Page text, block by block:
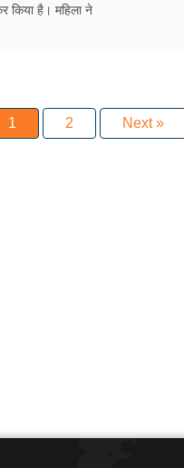
किया है। महिला ने
1 2 Next »